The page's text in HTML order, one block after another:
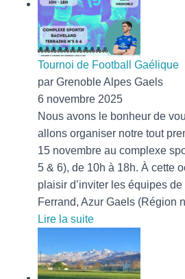
tournoi
de
Grenoble
Tournoi de Football Gaélique
par Grenoble Alpes Gaels
6 novembre 2025
Nous avons le bonheur de
allons organiser notre tout
15 novembre au complexe
5 & 6), de 10h à 18h. À cette
plaisir d’inviter les équipes
Ferrand, Azur Gaels (Région
Lire la suite:
de
Football